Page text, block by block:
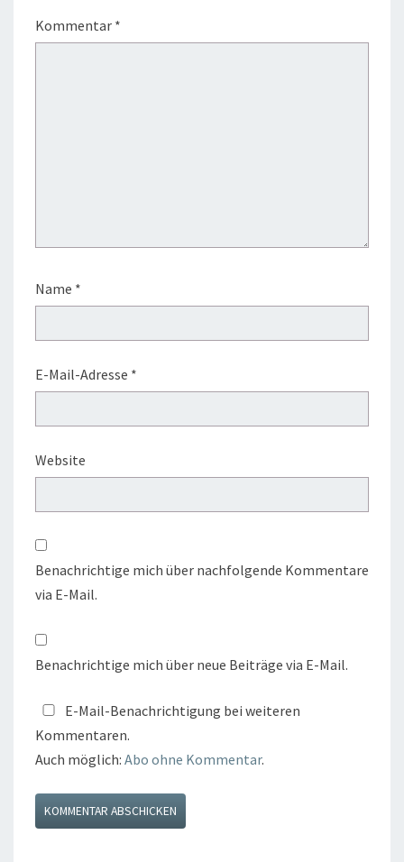
Kommentar *
Name *
E-Mail-Adresse *
Website
Benachrichtige mich über nachfolgende Kommentare
via E-Mail.
Benachrichtige mich über neue Beiträge via E-Mail.
E-Mail-Benachrichtigung bei weiteren
Kommentaren.
Auch möglich: Abo ohne Kommentar.